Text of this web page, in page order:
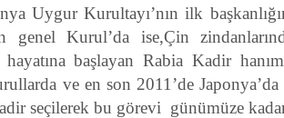
Uygur Kurultayı’nın ilk
genel Kurul’da ise,Çin
başlayan Rabia Kadir
ve en son 2011’de
seçilerek bu görevi günümüze